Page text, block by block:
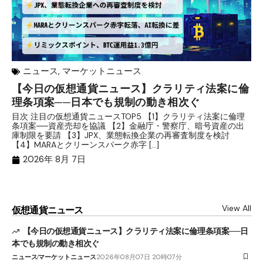
ニュース, マーケットニュース
【今日の仮想通貨ニュース】クラリティ法案に倫
理条項案──日本でも規制の動き相次ぐ
目次 注目の仮想通貨ニュースTOP5 【1】クラリティ法案に倫理
条項案──資産売却を協議 【2】金融庁・警察庁、暗号資産の出
庫制限を要請 【3】JPX、業態転換企業の再審査制度を検討
【4】MARAとクリーンスパーク赤字 […]
2026年 8月 7日
仮想通貨ニュース View All
【今日の仮想通貨ニュース】クラリティ法案に倫理条項案──日
本でも規制の動き相次ぐ
ニュースマーケットニュース2026年08月07日 20時07分